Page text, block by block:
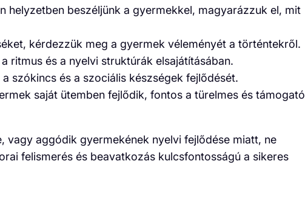
helyzetben beszéljünk a gyermekkel, magyarázzuk el, mit
kérdezzük meg a gyermek véleményét a történtekről.
ritmus és a nyelvi struktúrák elsajátításában.
szókincs és a szociális készségek fejlődését.
saját ütemben fejlődik, fontos a türelmes és támogató
vagy aggódik gyermekének nyelvi fejlődése miatt, ne
felismerés és beavatkozás kulcsfontosságú a sikeres